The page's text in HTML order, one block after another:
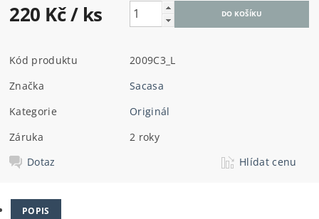
220 Kč/ ks
Kód produktu
2009C3_L
Značka
Sacasa
Kategorie
Originál
Záruka
2 roky
Dotaz
Hlídat cenu
POPIS